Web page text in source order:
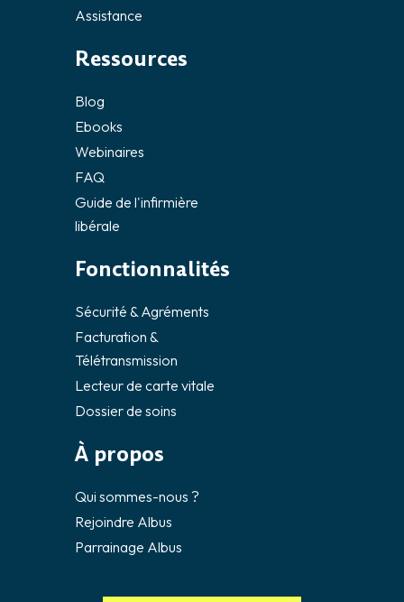
À propos
Qui sommes-nous ?
Rejoindre Albus
Parrainage Albus
Fonctionnalités
Sécurité & Agréments
Facturation &
Télétransmission
Lecteur de carte vitale
Dossier de soins
Ressources
Blog
Ebooks
Webinaires
FAQ
Guide de l'infirmière
libérale
Assistance